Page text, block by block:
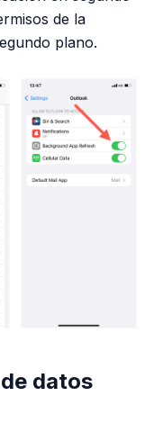
de la
plano.
datos